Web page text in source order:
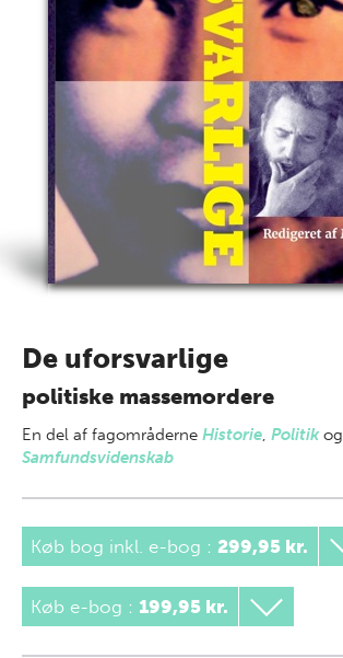
De uforsvarlige
politiske massemordere
En del af fagområderne Historie, Politikog
Samfundsvidenskab
Køb bog inkl. e-bog : 299,95 kr.
Køb e-bog : 199,95 kr.